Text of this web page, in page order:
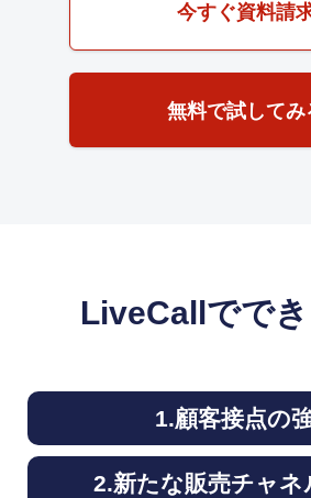
今すぐ資料請
無料で試してみ
LiveCallでで
1.顧客接点の
2.新たな販売チャネ